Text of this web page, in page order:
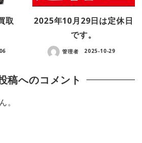
取
2025年10月29日は定休日
です。
管理者 2025-10-29
稿へのコメント
。